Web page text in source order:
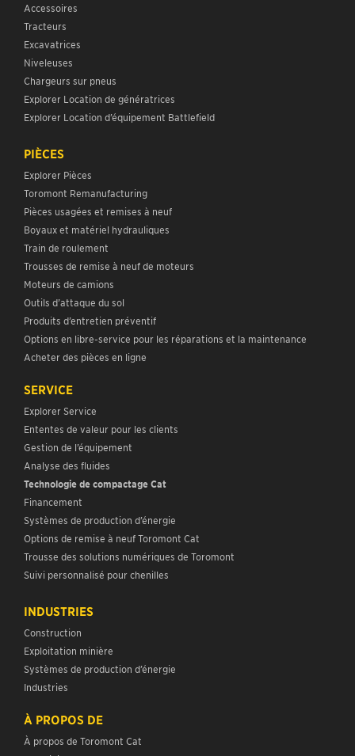
Accessoires
Tracteurs
Excavatrices
Niveleuses
Chargeurs sur pneus
Explorer Location de génératrices
Explorer Location d’équipement Battlefield
PIÈCES
Explorer Pièces
Toromont Remanufacturing
Pièces usagées et remises à neuf
Boyaux et matériel hydrauliques
Train de roulement
Trousses de remise à neuf de moteurs
Moteurs de camions
Outils d’attaque du sol
Produits d’entretien préventif
Options en libre-service pour les réparations et la maintenance
Acheter des pièces en ligne
SERVICE
Explorer Service
Ententes de valeur pour les clients
Gestion de l’équipement
Analyse des fluides
Technologie de compactage Cat
Financement
Systèmes de production d’énergie
Options de remise à neuf Toromont Cat
Trousse des solutions numériques de Toromont
Suivi personnalisé pour chenilles
INDUSTRIES
Construction
Exploitation minière
Systèmes de production d’énergie
Industries
À PROPOS DE
À propos de Toromont Cat